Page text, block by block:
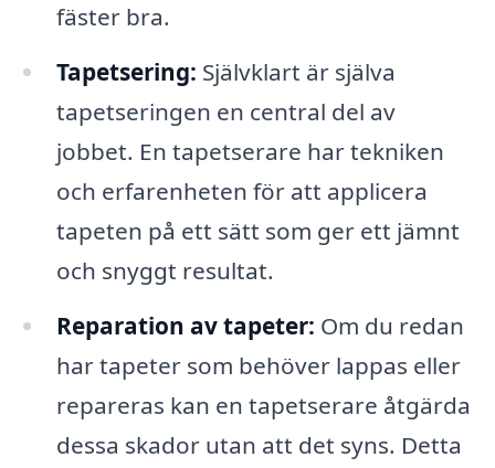
fäster bra.
Tapetsering: Självklart är själva
tapetseringen en central del av
jobbet. En tapetserare har tekniken
och erfarenheten för att applicera
tapeten på ett sätt som ger ett jämnt
och snyggt resultat.
Reparation av tapeter: Om du redan
har tapeter som behöver lappas eller
repareras kan en tapetserare åtgärda
dessa skador utan att det syns. Detta